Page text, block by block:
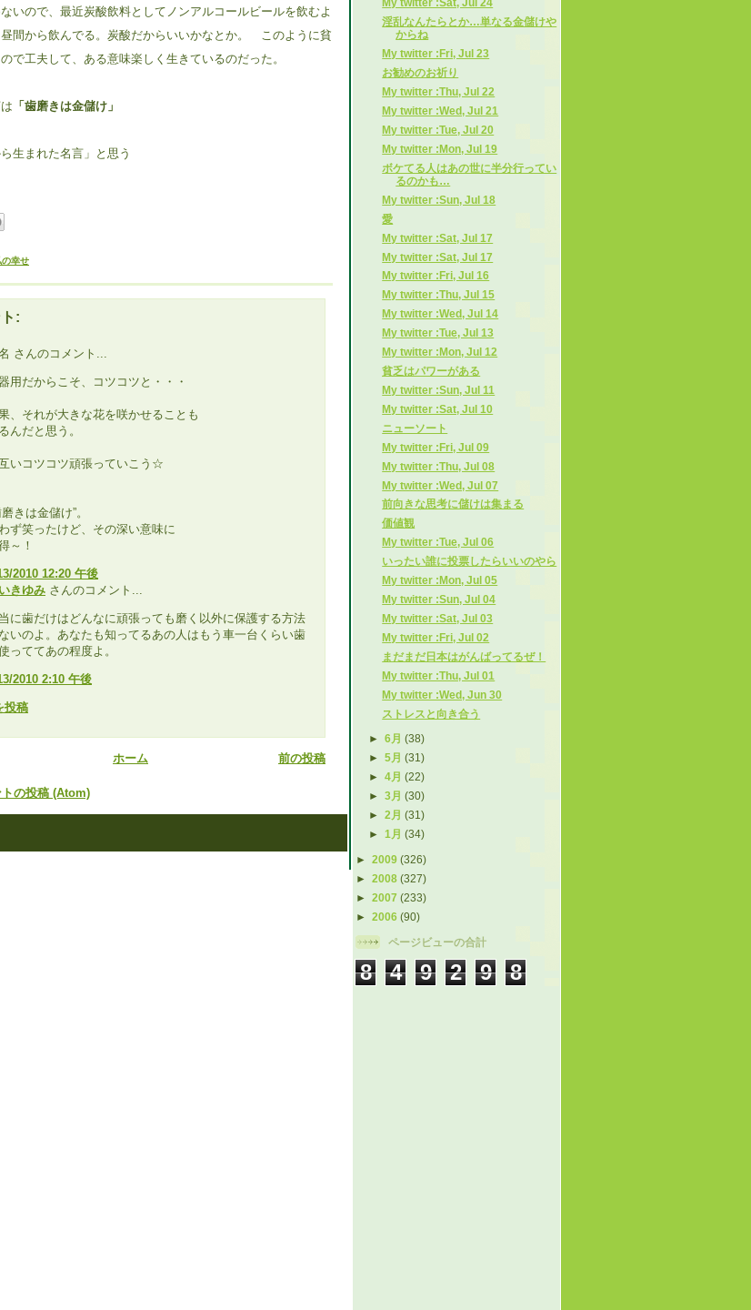
My twitter :Sat, Jul 24
淫乱なんたらとか…単なる金儲けや
からね
My twitter :Fri, Jul 23
お勧めのお祈り
My twitter :Thu, Jul 22
My twitter :Wed, Jul 21
My twitter :Tue, Jul 20
My twitter :Mon, Jul 19
ボケてる人はあの世に半分行ってい
るのかも…
My twitter :Sun, Jul 18
愛
My twitter :Sat, Jul 17
My twitter :Sat, Jul 17
My twitter :Fri, Jul 16
My twitter :Thu, Jul 15
My twitter :Wed, Jul 14
My twitter :Tue, Jul 13
My twitter :Mon, Jul 12
貧乏はパワーがある
My twitter :Sun, Jul 11
My twitter :Sat, Jul 10
ニューソート
My twitter :Fri, Jul 09
My twitter :Thu, Jul 08
My twitter :Wed, Jul 07
前向きな思考に儲けは集まる
価値観
My twitter :Tue, Jul 06
いったい誰に投票したらいいのやら
My twitter :Mon, Jul 05
My twitter :Sun, Jul 04
My twitter :Sat, Jul 03
My twitter :Fri, Jul 02
まだまだ日本はがんばってるぜ！
My twitter :Thu, Jul 01
My twitter :Wed, Jun 30
ストレスと向き合う
►6月(38)
►5月(31)
►4月(22)
►3月(30)
►2月(31)
►1月(34)
► 2009 (326)
► 2008 (327)
► 2007 (233)
► 2006 (90)
ページビューの合計
8 4 9 2 9 8
いので、最近炭酸飲料としてノンアルコールビールを飲むよ
間から飲んでる。炭酸だからいいかなとか。 このように貧
で工夫して、ある意味楽しく生きているのだった。
「歯磨きは金儲け」
生まれた名言」と思う
の幸せ
:
さんのコメント...
用だからこそ、コツコツと・・・
、それが大きな花を咲かせることも
んだと思う。
いコツコツ頑張っていこう☆
磨きは金儲け”。
ず笑ったけど、その深い意味に
～！
2010 12:20 午後
きゆみ さんのコメント...
に歯だけはどんなに頑張っても磨く以外に保護する方法
いのよ。あなたも知ってるあの人はもう車一台くらい歯
っててあの程度よ。
2010 2:10 午後
投稿
前の投稿
ホーム
トの投稿 (Atom)